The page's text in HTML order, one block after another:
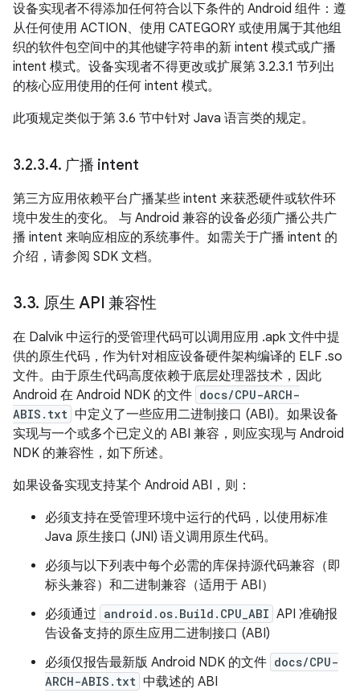
设备实现者不得添加任何符合以下条件的 Android 组件：遵
从任何使用 ACTION、使用 CATEGORY 或使用属于其他组
织的软件包空间中的其他键字符串的新 intent 模式或广播
intent 模式。设备实现者不得更改或扩展第 3.2.3.1 节列出
的核心应用使用的任何 intent 模式。
此项规定类似于第 3.6 节中针对 Java 语言类的规定。
3.2.3.4. 广播 intent
第三方应用依赖平台广播某些 intent 来获悉硬件或软件环
境中发生的变化。 与 Android 兼容的设备必须广播公共广
播 intent 来响应相应的系统事件。如需关于广播 intent 的
介绍，请参阅 SDK 文档。
3.3. 原生 API 兼容性
在 Dalvik 中运行的受管理代码可以调用应用 .apk 文件中提
供的原生代码，作为针对相应设备硬件架构编译的 ELF .so
文件。由于原生代码高度依赖于底层处理器技术，因此
Android 在 Android NDK 的文件 docs/CPU-ARCH-
ABIS.txt 中定义了一些应用二进制接口 (ABI)。如果设备
实现与一个或多个已定义的 ABI 兼容，则应实现与 Android
NDK 的兼容性，如下所述。
如果设备实现支持某个 Android ABI，则：
必须支持在受管理环境中运行的代码，以使用标准
Java 原生接口 (JNI) 语义调用原生代码。
必须与以下列表中每个必需的库保持源代码兼容（即
标头兼容）和二进制兼容（适用于 ABI）
必须通过 android.os.Build.CPU_ABI API 准确报
告设备支持的原生应用二进制接口 (ABI)
必须仅报告最新版 Android NDK 的文件 docs/CPU-
ARCH-ABIS.txt 中载述的 ABI